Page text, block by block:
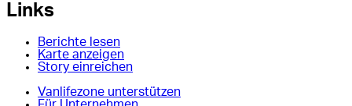
Links
Berichte lesen
Karte anzeigen
Story einreichen
Vanlifezone unterstützen